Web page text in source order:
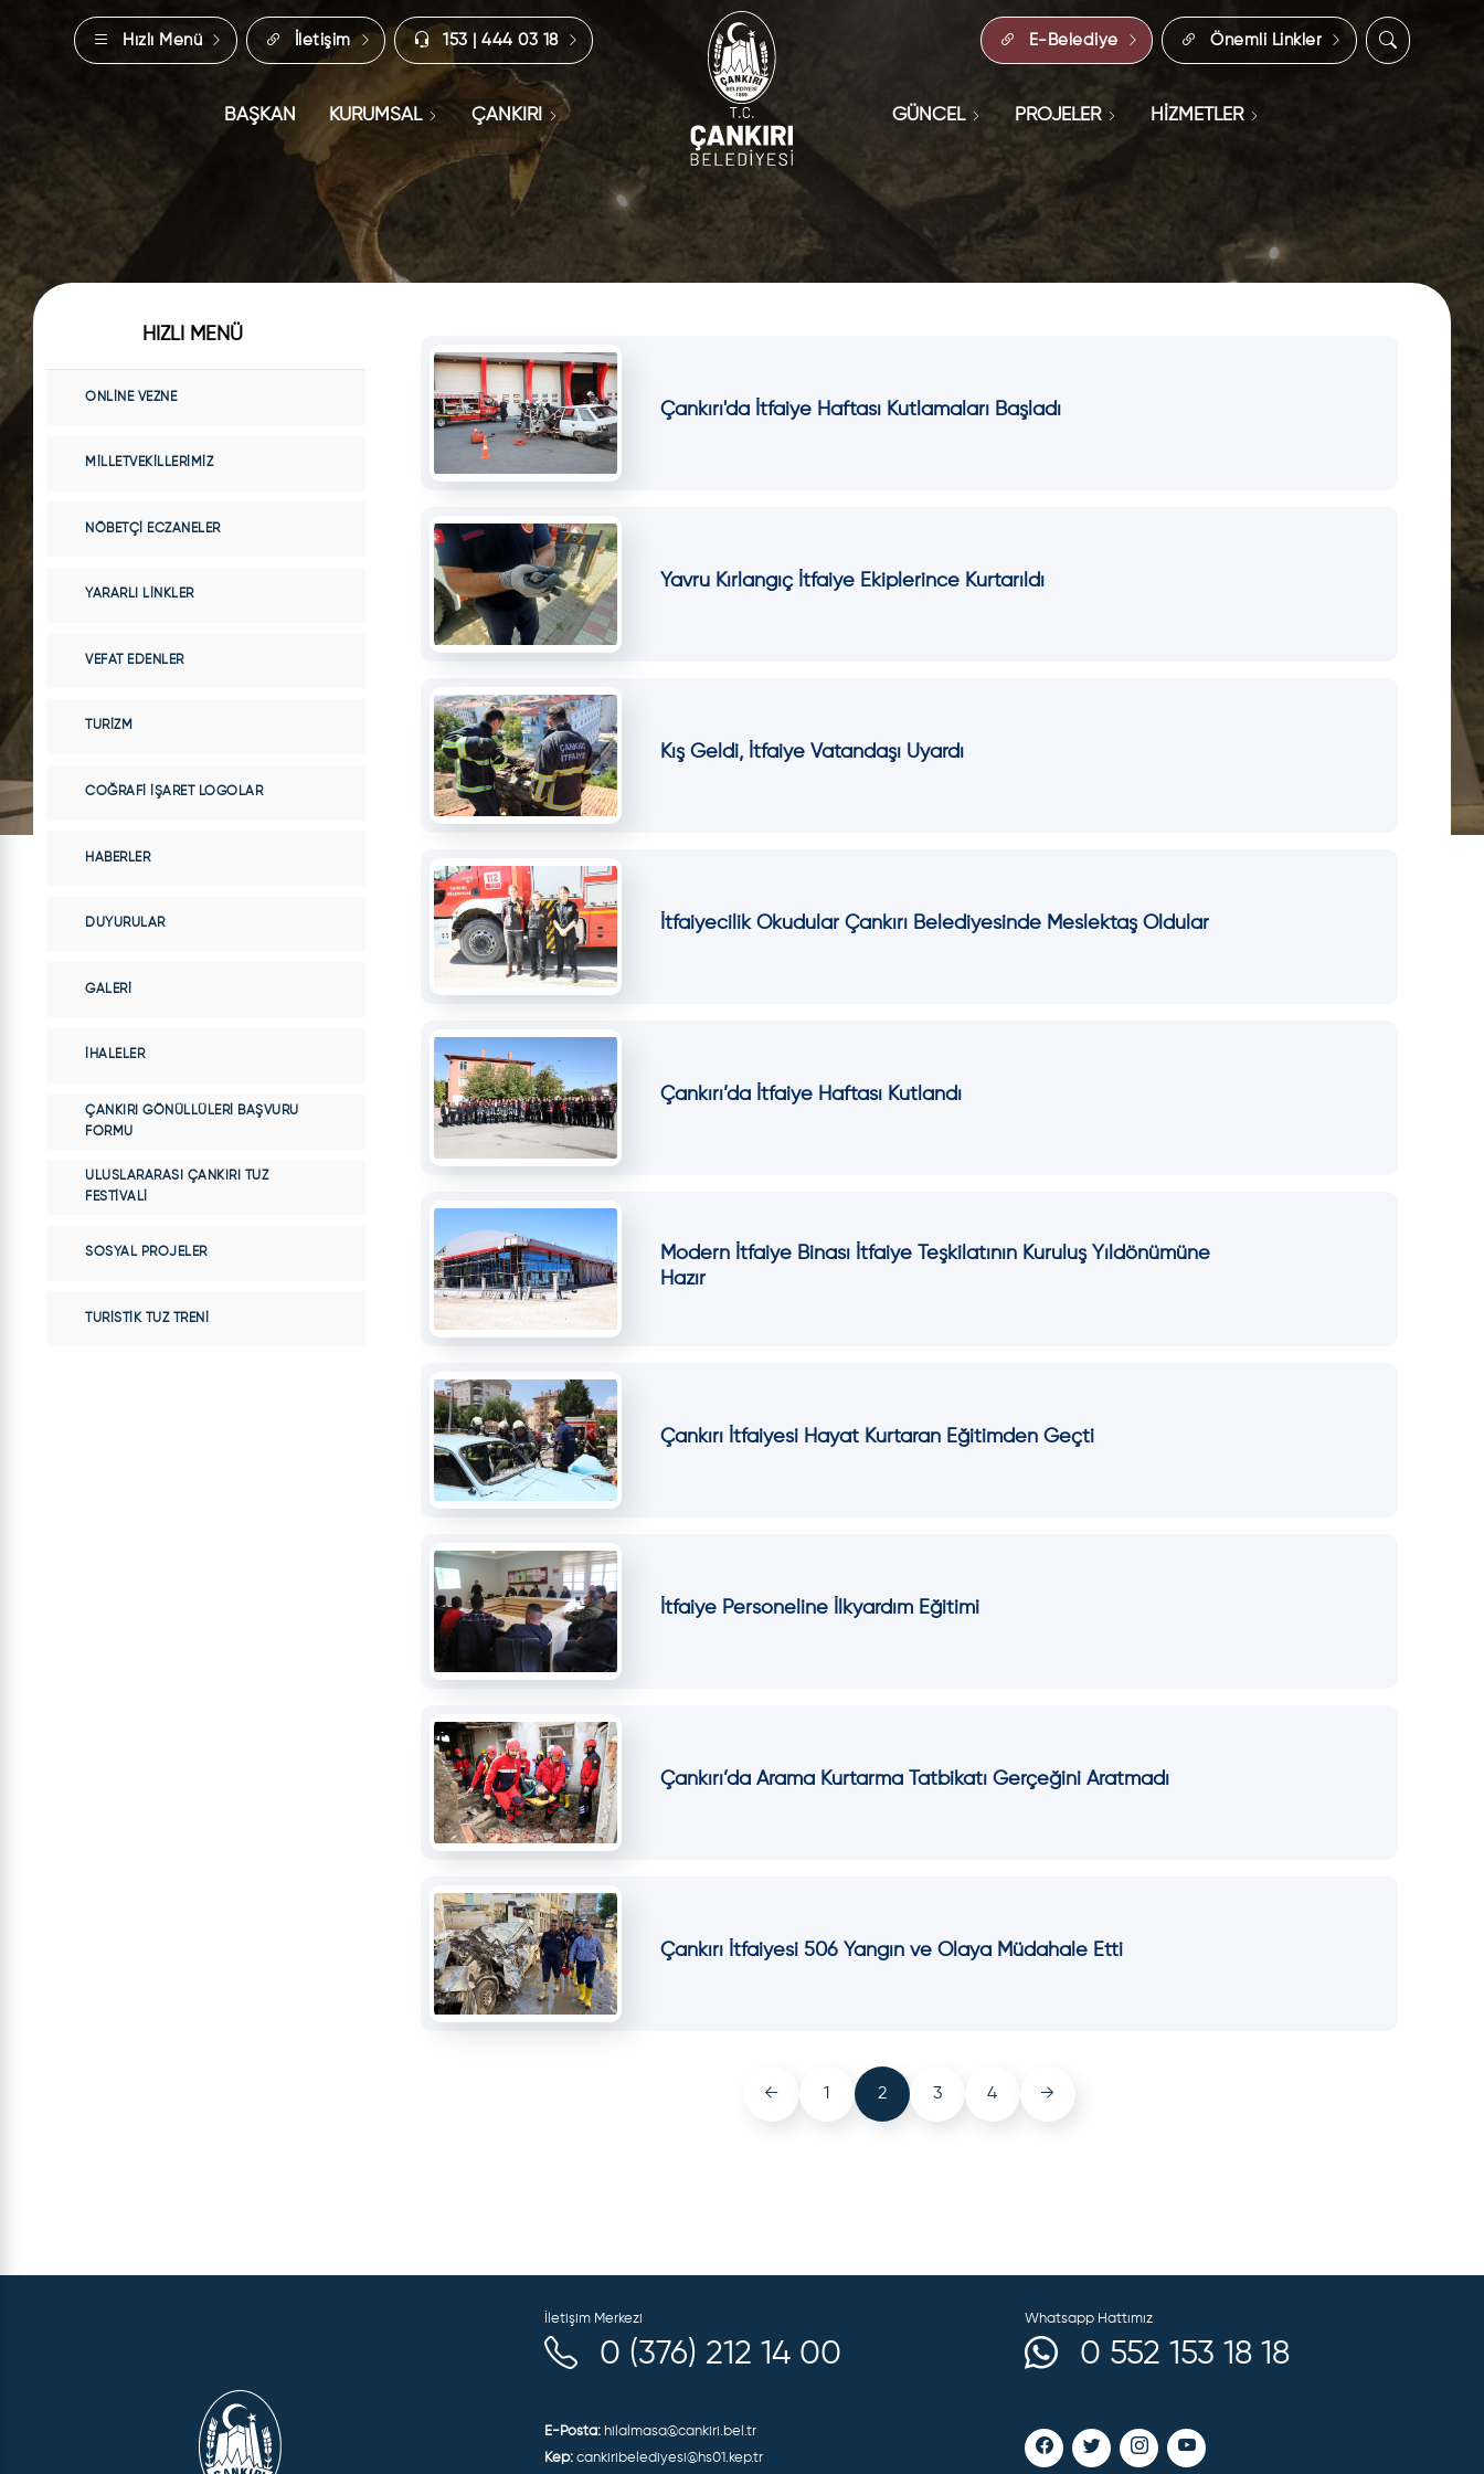
Hızlı Menü İletişim 153 | 444 03 18 E-Belediye Önemli Linkler
BAŞKAN KURUMSAL ÇANKIRI GÜNCEL PROJELER HİZMETLER
Çankırı'da İtfaiye Haftası Kutlamaları Başladı
Yavru Kırlangıç İtfaiye Ekiplerince Kurtarıldı
Kış Geldi, İtfaiye Vatandaşı Uyardı
İtfaiyecilik Okudular Çankırı Belediyesinde Meslektaş Oldular
Çankırı’da İtfaiye Haftası Kutlandı
Modern İtfaiye Binası İtfaiye Teşkilatının Kuruluş Yıldönümüne
Hazır
Çankırı İtfaiyesi Hayat Kurtaran Eğitimden Geçti
İtfaiye Personeline İlkyardım Eğitimi
Çankırı’da Arama Kurtarma Tatbikatı Gerçeğini Aratmadı
Çankırı İtfaiyesi 506 Yangın ve Olaya Müdahale Etti
← 1 2 3 4 →
HIZLI MENÜ
ONLINE VEZNE
MILLETVEKILLERIMIZ
NÖBETÇI ECZANELER
YARARLI LINKLER
VEFAT EDENLER
TURIZM
COĞRAFI İŞARET LOGOLAR
HABERLER
DUYURULAR
GALERI
İHALELER
ÇANKIRI GÖNÜLLÜLERI BAŞVURU
FORMU
ULUSLARARASI ÇANKIRI TUZ
FESTIVALI
SOSYAL PROJELER
TURISTIK TUZ TRENI
İletişim Merkezi
0 (376) 212 14 00
Whatsapp Hattımız
0 552 153 18 18
E-Posta: hilalmasa@cankiri.bel.tr
Kep: cankiribelediyesi@hs01.kep.tr